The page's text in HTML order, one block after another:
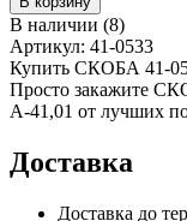
В наличии (8)
Артикул: 41-0533
Купить СКОБА 41-
Просто закажите
А-41,01 от лучших
Доставка
Доставка до